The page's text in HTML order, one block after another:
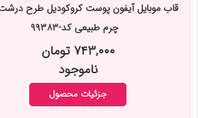
قاب موبایل آیفون پوست کروکودیل طرح
چرم طبیعی کد-۹۹۳۸۳
۷۴۳,۰۰۰ تومان
ناموجود
جزئیات محصول